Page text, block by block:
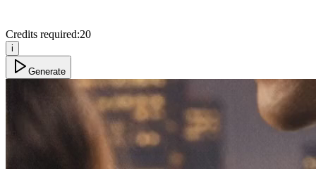
Credits required:20
i
Generate